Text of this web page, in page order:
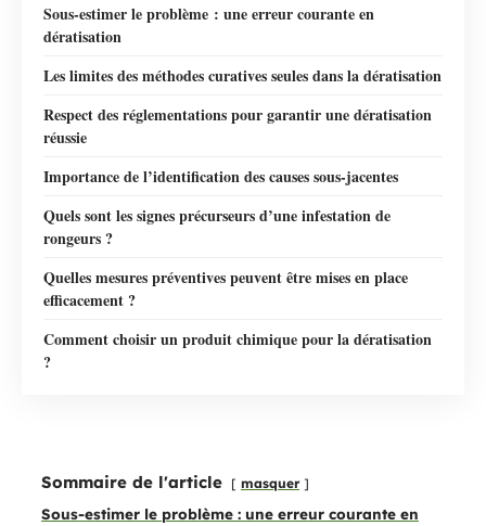
Sous-estimer le problème : une erreur courante en
dératisation
Les limites des méthodes curatives seules dans la dératisation
Respect des réglementations pour garantir une dératisation
réussie
Importance de l’identification des causes sous-jacentes
Quels sont les signes précurseurs d’une infestation de
rongeurs ?
Quelles mesures préventives peuvent être mises en place
efficacement ?
Comment choisir un produit chimique pour la dératisation
?
Sommaire de l'article masquer
Sous-estimer le problème : une erreur courante en